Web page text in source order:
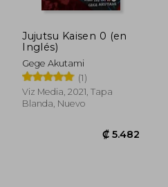
Jujutsu Kaisen 0 (en
Inglés)
Gege Akutami
(1)
Viz Media, 2021, Tapa
Blanda, Nuevo